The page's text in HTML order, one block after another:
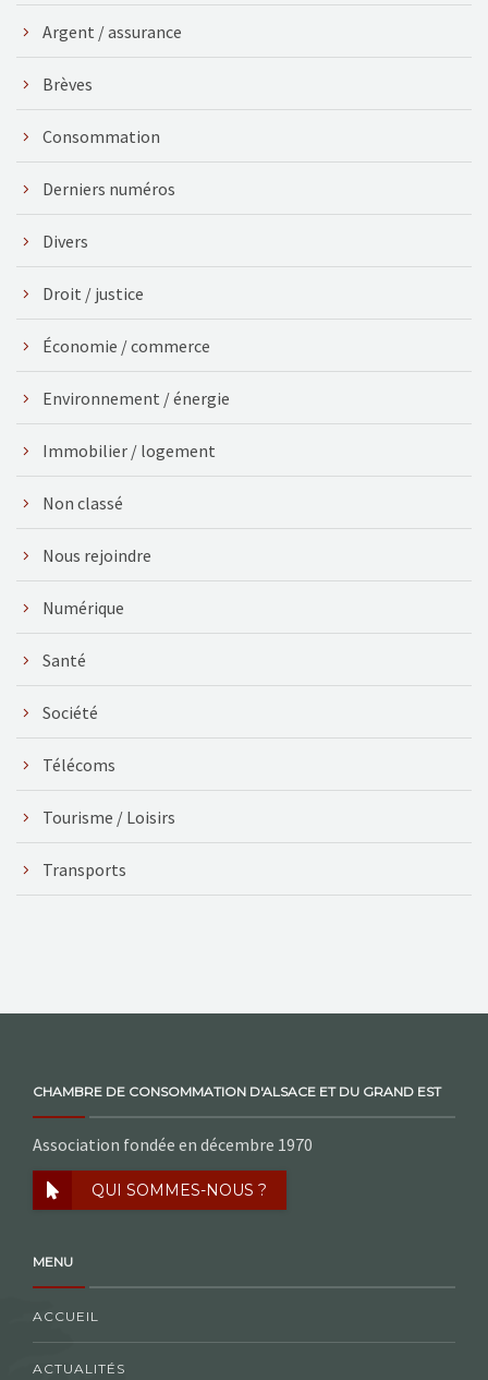
Argent / assurance
Brèves
Consommation
Derniers numéros
Divers
Droit / justice
Économie / commerce
Environnement / énergie
Immobilier / logement
Non classé
Nous rejoindre
Numérique
Santé
Société
Télécoms
Tourisme / Loisirs
Transports
CHAMBRE DE CONSOMMATION D'ALSACE ET DU GRAND EST
Association fondée en décembre 1970
QUI SOMMES-NOUS ?
MENU
ACCUEIL
ACTUALITÉS